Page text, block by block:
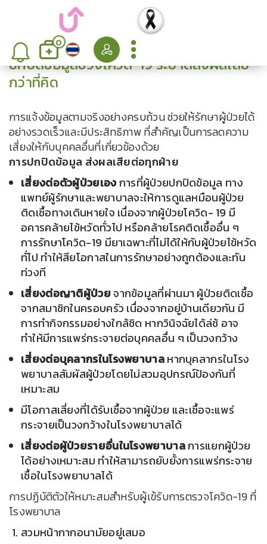
0
ปกปิดข้อมูลช่วงโควิด-19 ระบาดส่งผลเสีย
กว่าที่คิด
การแจ้งข้อมูลตามจริงอย่างครบถ้วน ช่วยให้รักษาผู้ป่วยได้
อย่างรวดเร็วและมีประสิทธิภาพ ที่สำคัญเป็นการลดความ
เสี่ยงให้กับบุคคลอื่นที่เกี่ยวข้องด้วย
การปกปิดข้อมูล ส่งผลเสียต่อทุกฝ่าย
เสี่ยงต่อตัวผู้ป่วยเองการที่ผู้ป่วยปกปิดข้อมูล ทาง
แพทย์ผู้รักษาและพยาบาลจะให้การดูแลหมือนผู้ป่วย
ติดเชื้อทางเดินหายใจ เนื่องจากผู้ป่วยโควิด- 19 มี
อคารคล้ายไข้หวัดทั่วไป หรือคล้ายโรคติดเชื้ออื่น ๆ
การรักษาโควิด-19 มียาเฉพาะที่ไม่ได้ให้กับผู้ป่วยไข้หวัด
ทั่ไป ทำให้สียโอกาสในการรักษาอย่างถูกต้องและทัน
ท่วงที
เสี่ยงต่อญาติผู้ป่วยจากข้อมูลที่ผ่านมา ผู้ป่วยติดเชื้อ
จากสมาชิกในครอบครัว เนื่องจากอยู่บ้านเดียวกัน มี
การทำกิจกรรมอย่างใกล้ชิด หากวินิจฉัยได้ล่ช้ อาจ
ทำให้มีการแพร่กระจายต่อบุคคลอื่น ๆ เป็นวงกว้าง
เสี่ยงต่อบุคลากรในโรงพยาบาลหากบุคลากรในโรง
พยาบาลสัมผัสผู้ป่วยโดยไม่สวมอุปกรณ์ป้องกันที่
เหมาะสม
มีโอกาสเสี่ยงที่ได้รับเชื้อจากผู้ป่วย และเชื้อจะแพร่
กระจายเป็นวงกว้างในโรงพยาบาลได้
เสี่ยงต่อผู้ป่วยรายอื่นในโรงพยาบาลการแยกผู้ป่วย
ได้อย่างเหมาะสม ทำให้สามารถยับยั้งการแพร่กระจาย
เชื้อในโรงพยาบาลได้
การปฏิบัติตัวให้หมาะสมสำหรับผู้เข้รับการตรวจโควิด-19 ที่
โรงพยาบาล
สวมหน้ากากอนามัยอยู่เสมอ